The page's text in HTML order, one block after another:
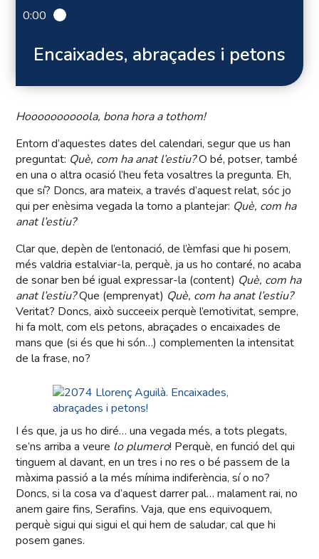
0:00
Encaixades, abraçades i petons
Hoooooooooola, bona hora a tothom!
Entorn d’aquestes dates del calendari, segur que us han
preguntat: Què, com ha anat l’estiu?O bé, potser, també
en una o altra ocasió l’heu feta vosaltres la pregunta. Eh,
que sí? Doncs, ara mateix, a través d’aquest relat, sóc jo
qui per enèsima vegada la torno a plantejar: Què, com ha
anat l’estiu?
Clar que, depèn de l’entonació, de l’èmfasi que hi posem,
més valdria estalviar-la, perquè, ja us ho contaré, no acaba
de sonar ben bé igual expressar-la (content) Què, com ha
anat l’estiu?Que (emprenyat) Què, com ha anat l’estiu?
Veritat? Doncs, això succeeix perquè l’emotivitat, sempre,
hi fa molt, com els petons, abraçades o encaixades de
mans que (si és que hi són…) complementen la intensitat
de la frase, no?
I és que, ja us ho diré… una vegada més, a tots plegats,
se’ns arriba a veure lo plumero! Perquè, en funció del qui
tinguem al davant, en un tres i no res o bé passem de la
màxima passió a la més mínima indiferència, sí o no?
Doncs, si la cosa va d’aquest darrer pal… malament rai, no
anem gaire fins, Serafins. Vaja, que ens equivoquem,
perquè sigui qui sigui el qui hem de saludar, cal que hi
posem ganes.